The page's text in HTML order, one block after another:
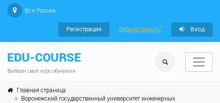
Вся Россия
Регистрация Забыли пароль? Вход
Выбери свой курс обучения
Главная страница
Воронежский государственный университет инженерных